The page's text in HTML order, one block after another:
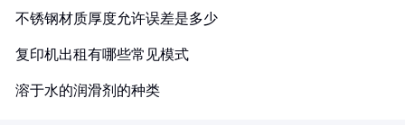
不锈钢材质厚度允许误差是多少
复印机出租有哪些常见模式
溶于水的润滑剂的种类